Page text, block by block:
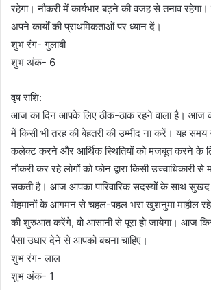
रहेगा। नौकरी में कार्यभार बढ़ने की वजह से तनाव
अपने कार्यों की प्राथमिकताओं पर ध्यान दें।
शुभ रंग- गुलाबी
शुभ अंक- 6
वृष राशि:
आज का दिन आपके लिए ठीक-ठाक रहने वाला है। आज
में किसी भी तरह की बेहतरी की उम्मीद ना करें। यह
कलेक्ट करने और आर्थिक स्थितियों को मजबूत करने के
नौकरी कर रहे लोगों को फोन द्वारा किसी उच्चाधिकारी से
सकती है। आज आपका पारिवारिक सदस्यों के साथ
मेहमानों के आगमन से चहल-पहल भरा खुशनुमा माहौल
की शुरुआत करेंगे, वो आसानी से पूरा हो जायेगा। आज
पैसा उधार देने से आपको बचना चाहिए।
शुभ रंग- लाल
शुभ अंक- 1